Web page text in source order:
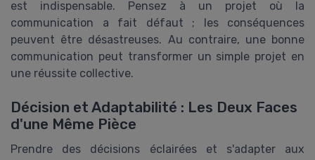
est indispensable. Pensez à un projet où la
communication a fait défaut ; les conséquences
peuvent être désastreuses. Au contraire, une bonne
communication peut transformer un simple projet en
une réussite collective.
Décision et Adaptabilité : Les Deux Faces
d'une Même Pièce
Prendre des décisions éclairées et s'adapter aux